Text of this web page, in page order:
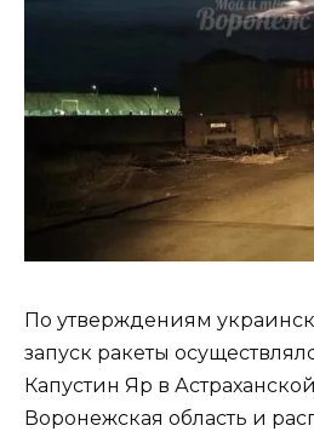
По утверждениям
запуск ракеты
Капустин Яр в
Воронежская область и